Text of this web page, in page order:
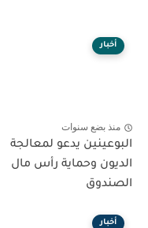
أخبار
منذ بضع سنوات
البوعينين يدعو لمعالجة
الديون وحماية رأس مال
الصندوق
أخبار